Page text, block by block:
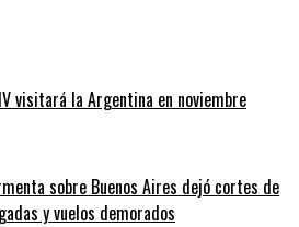
visitará la Argentina en noviembre
sobre Buenos Aires dejó cortes de
y vuelos demorados